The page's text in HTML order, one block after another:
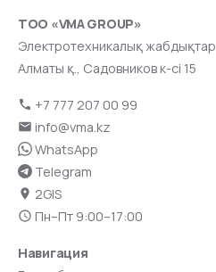
ТОО «VMA GROUP»
Электротехникалық жабдықтар
Алматы қ., Садовников к-сі 15
+7 777 207 00 99
info@vma.kz
WhatsApp
Telegram
2GIS
Пн–Пт 9:00–17:00
Навигация